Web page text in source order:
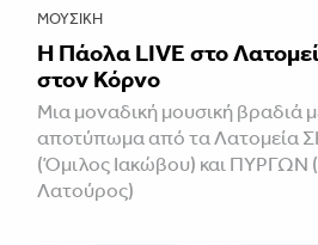
ΜΟΥΣΙΚΉ
Η Πάολα LIVE στο
στον Κόρνο
Μια μοναδική μουσική βραδιά
αποτύπωμα από τα Λατομεία
(Όμιλος Ιακώβου) και ΠΥΡΓΩΝ
Λατούρος)